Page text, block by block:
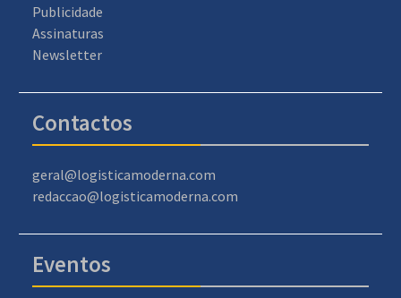
Publicidade
Assinaturas
Newsletter
Contactos
geral@logisticamoderna.com
redaccao@logisticamoderna.com
Eventos